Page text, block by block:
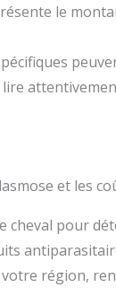
le
et les
pour
votre région,